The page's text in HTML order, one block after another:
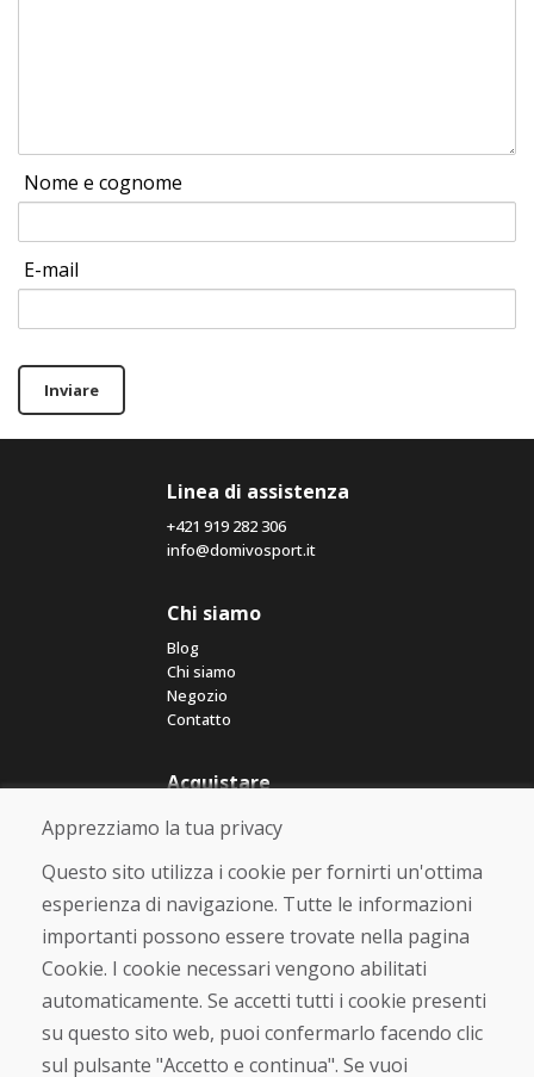
Nome e cognome
E-mail
Inviare
Linea di assistenza
+421 919 282 306
info@domivosport.it
Chi siamo
Blog
Chi siamo
Negozio
Contatto
Acquistare
Negozio online
Termini e condizioni commerciali
Spedizione e pagamento
Reso e cambio merce
Protezione dei dati personali
Cookies
Verificato dai clienti
★★★★★
Apprezziamo la tua privacy
Questo sito utilizza i cookie per fornirti un'ottima
esperienza di navigazione. Tutte le informazioni
importanti possono essere trovate nella pagina
Cookie. I cookie necessari vengono abilitati
automaticamente. Se accetti tutti i cookie presenti
su questo sito web, puoi confermarlo facendo clic
sul pulsante "Accetto e continua". Se vuoi